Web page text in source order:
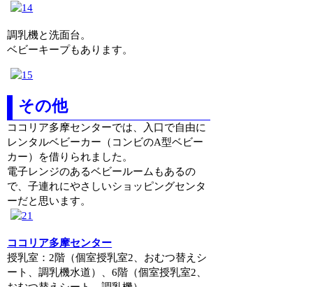
調乳機と洗面台。
ベビーキープもあります。
その他
ココリア多摩センターでは、入口で自由に
レンタルベビーカー（コンビのA型ベビー
カー）を借りられました。
電子レンジのあるベビールームもあるの
で、子連れにやさしいショッピングセンタ
ーだと思います。
ココリア多摩センター
授乳室：2階（個室授乳室2、おむつ替えシ
ート、調乳機水道）、6階（個室授乳室2、